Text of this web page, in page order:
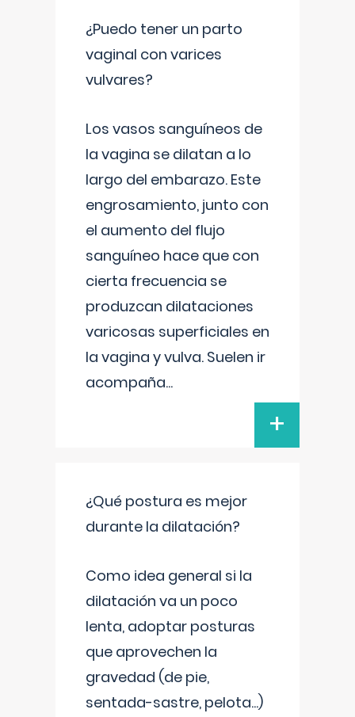
¿Puedo tener un parto
vaginal con varices
vulvares?
Los vasos sanguíneos de
la vagina se dilatan a lo
largo del embarazo. Este
engrosamiento, junto con
el aumento del flujo
sanguíneo hace que con
cierta frecuencia se
produzcan dilataciones
varicosas superficiales en
la vagina y vulva. Suelen ir
acompaña...
+
¿Qué postura es mejor
durante la dilatación?
Como idea general si la
dilatación va un poco
lenta, adoptar posturas
que aprovechen la
gravedad (de pie,
sentada-sastre, pelota...)